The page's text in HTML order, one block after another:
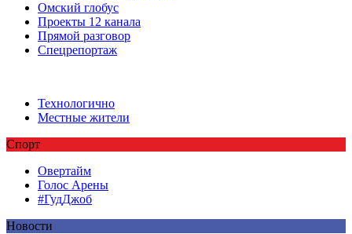
Омский глобус
Проекты 12 канала
Прямой разговор
Спецрепортаж
Технологично
Местные жители
Спорт
Овертайм
Голос Арены
#ГудДжоб
Новости